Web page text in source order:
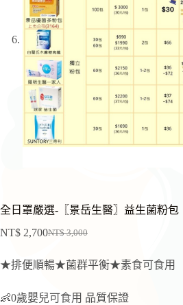
全日罩嚴選-〖景岳生醫〗益生菌粉包
NT$3,000
始
格：
NT$ 2,700
前
格：
★排便順暢★菌群平衡★素食可食用
👶0歲嬰兒可食用 品質保證